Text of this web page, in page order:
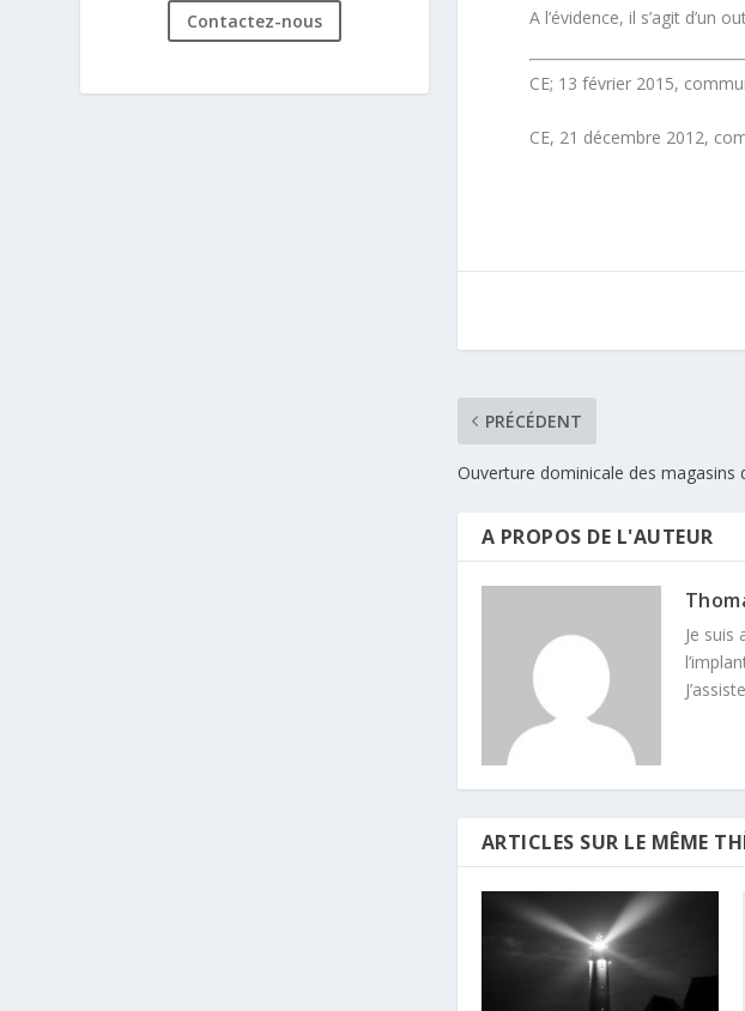
A l’évidence, il s’agit d’un
CE; 13 février 2015,
CE, 21 décembre 2012,
PRÉCÉDENT
Ouverture dominicale des magasins
A PROPOS DE L'AUTEUR
Je suis
ARTICLES SUR LE MÊME
Contactez-nous